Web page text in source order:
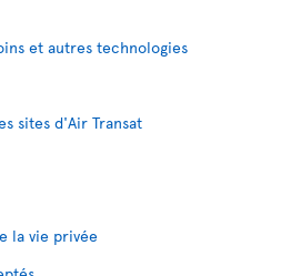
et autres technologies
sites d'Air Transat
la vie privée